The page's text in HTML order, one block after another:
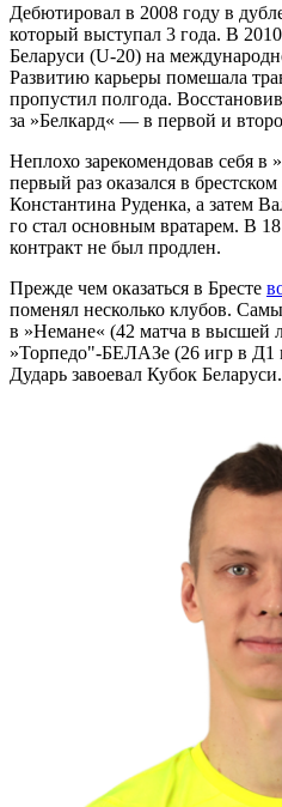
Дебютировал в 2008 году в
который выступал 3 года. В
Беларуси (U-20) на
Развитию карьеры помешала
пропустил полгода.
за »Белкард« — в первой и
Неплохо зарекомендовав себя в
первый раз оказался в
Константина Руденка, а затем
го стал основным вратарем. В
контракт не был продлен.
Прежде чем оказаться в Бресте
поменял несколько клубов.
в »Немане« (42 матча в высшей
»Торпедо"-БЕЛАЗе (26 игр в Д1
Дударь завоевал Кубок Беларуси.